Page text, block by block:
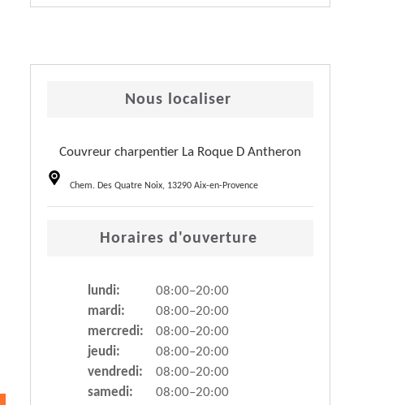
Nous localiser
Couvreur charpentier La Roque D Antheron
Chem. Des Quatre Noix, 13290 Aix-en-Provence
Horaires d'ouverture
lundi:
08:00–20:00
mardi:
08:00–20:00
mercredi:
08:00–20:00
jeudi:
08:00–20:00
vendredi:
08:00–20:00
samedi:
08:00–20:00